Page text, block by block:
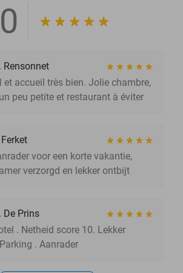
Rensonnet
et accueil très bien. Jolie chambre,
peu petite et restaurant à éviter
voor een korte vakantie,
verzorgd en lekker ontbijt
De Prins
. Netheid score 10. Lekker
. Aanrader